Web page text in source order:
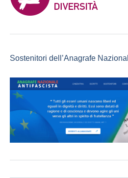
Sostenitori dell’Anagrafe